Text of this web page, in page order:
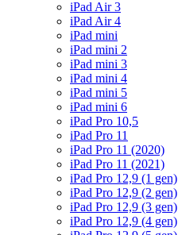
iPad Air 3
iPad Air 4
iPad mini
iPad mini 2
iPad mini 3
iPad mini 4
iPad mini 5
iPad mini 6
iPad Pro 10,5
iPad Pro 11
iPad Pro 11 (2020)
iPad Pro 11 (2021)
iPad Pro 12,9 (1 gen)
iPad Pro 12,9 (2 gen)
iPad Pro 12,9 (3 gen)
iPad Pro 12,9 (4 gen)